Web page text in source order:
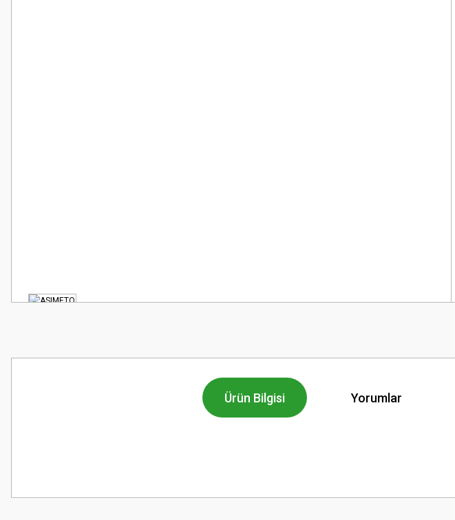
Ürün Bilgisi Yorumlar
Görüş ve önerileriniz için teşekkür ederiz.